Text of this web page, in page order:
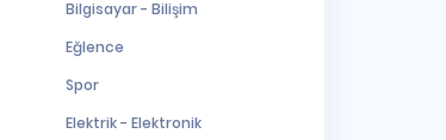
Bilgisayar - Bilişim
Eğlence
Spor
Elektrik - Elektronik